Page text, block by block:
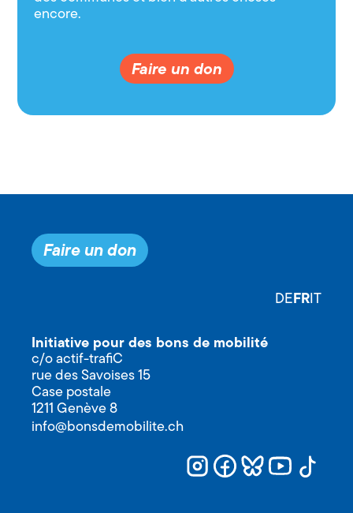
encore.
Faire un don
Faire un don
DEFRIT
Initiative pour des bons de mobilité
c/o actif-trafiC
rue des Savoises 15
Case postale
1211 Genève 8
info@bonsdemobilite.ch